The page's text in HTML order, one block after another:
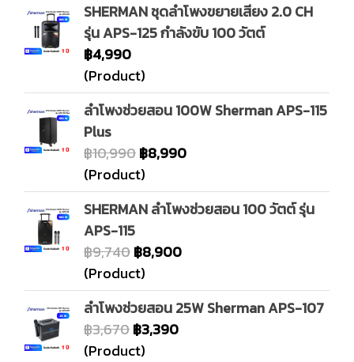
SHERMAN ชุดลำโพงขยายเสียง 2.0 CH
รุ่น APS-125 กำลังขับ 100 วัตต์
฿4,990
(Product)
ลำโพงช่วยสอน 100W Sherman APS-115
Plus
฿10,990฿8,990
(Product)
SHERMAN ลำโพงช่วยสอน 100 วัตต์ รุ่น
APS-115
฿9,740฿8,900
(Product)
ลำโพงช่วยสอน 25W Sherman APS-107
฿3,670฿3,390
(Product)